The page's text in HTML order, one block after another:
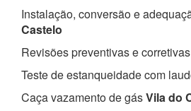
Instalação, conversão e
Castelo
Revisões preventivas e corretivas
Teste de estanqueidade com
Caça vazamento de gásVila do